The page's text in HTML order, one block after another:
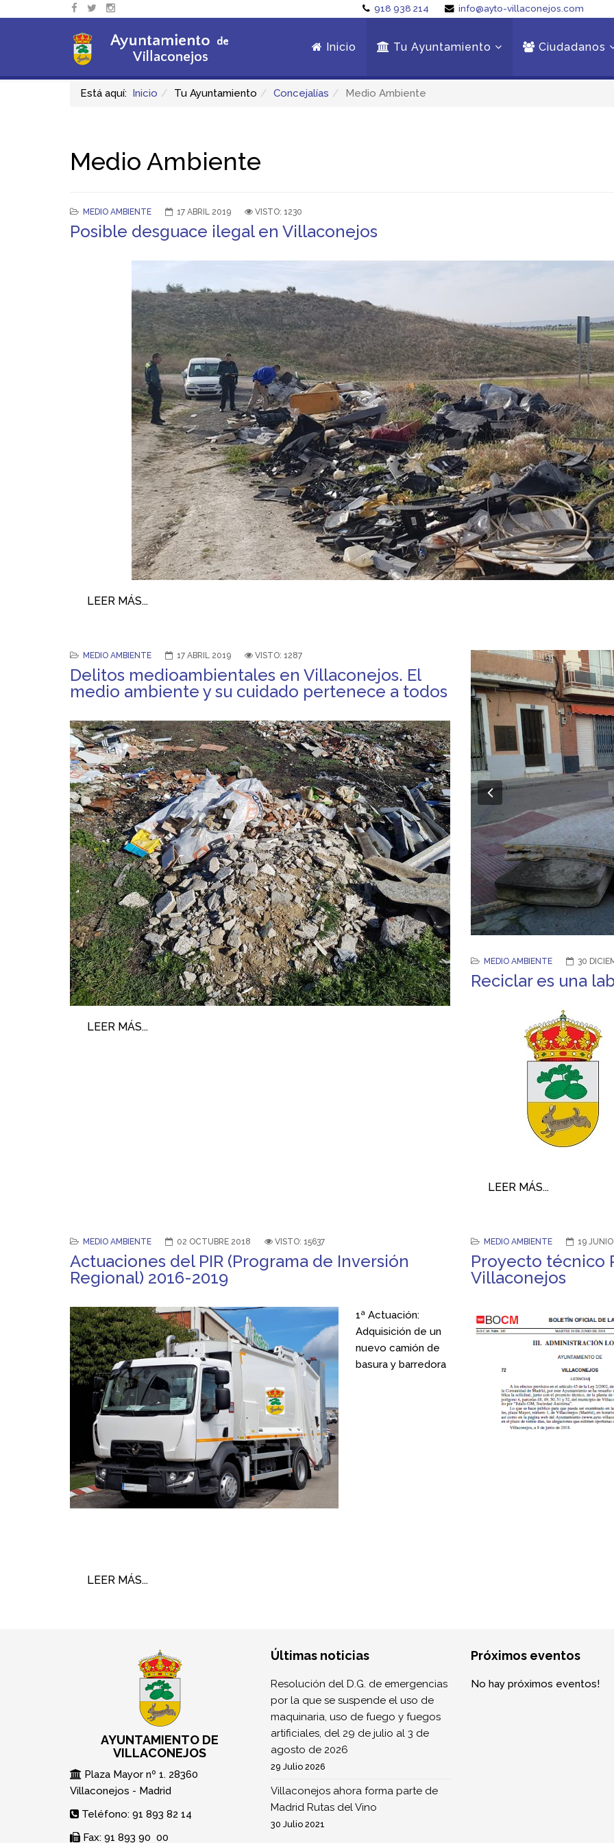
918 938 214 info@ayto-villaconejos.com
Inicio Tu Ayuntamiento Ciudadanos
Está aquí: Inicio Tu Ayuntamiento Concejalías Medio Ambiente
Medio Ambiente
MEDIO AMBIENTE 17 ABRIL 2019 VISTO: 1230
Posible desguace ilegal en Villaconejos
LEER MÁS...
MEDIO AMBIENTE 17 ABRIL 2019 VISTO: 1287
Delitos medioambientales en Villaconejos. El
medio ambiente y su cuidado pertenece a todos
LEER MÁS...
Previous
MEDIO AMBIENTE 30
Reciclar es una
LEER MÁS...
MEDIO AMBIENTE 02 OCTUBRE 2018 VISTO: 15637
Actuaciones del PIR (Programa de Inversión
Regional) 2016-2019
1ª Actuación:
Adquisición de un
nuevo camión de
basura y barredora
LEER MÁS...
MEDIO AMBIENTE 19
Proyecto técnico
Villaconejos
AYUNTAMIENTO DE
VILLACONEJOS
Plaza Mayor nº 1. 28360
Villaconejos - Madrid
Teléfono: 91 893 82 14
Fax: 91 893 90 00
Últimas noticias
Resolución del D.G. de emergencias
por la que se suspende el uso de
maquinaria, uso de fuego y fuegos
artificiales, del 29 de julio al 3 de
agosto de 2026
29 Julio 2026
Villaconejos ahora forma parte de
Madrid Rutas del Vino
30 Julio 2021
Próximos eventos
No hay próximos eventos!